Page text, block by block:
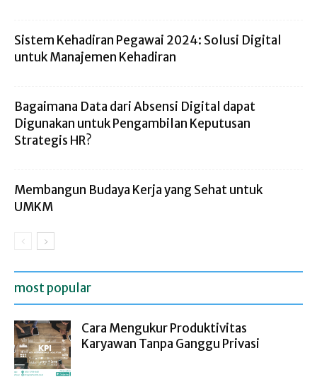
Sistem Kehadiran Pegawai 2024: Solusi Digital
untuk Manajemen Kehadiran
Bagaimana Data dari Absensi Digital dapat
Digunakan untuk Pengambilan Keputusan
Strategis HR?
Membangun Budaya Kerja yang Sehat untuk
UMKM
most popular
Cara Mengukur Produktivitas
Karyawan Tanpa Ganggu Privasi